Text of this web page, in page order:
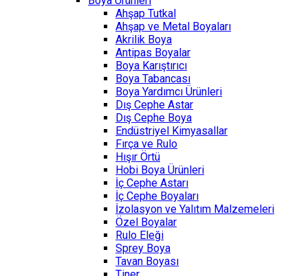
Ahşap Tutkal
Ahşap ve Metal Boyaları
Akrilik Boya
Antipas Boyalar
Boya Karıştırıcı
Boya Tabancası
Boya Yardımcı Ürünleri
Dış Cephe Astar
Dış Cephe Boya
Endüstriyel Kimyasallar
Fırça ve Rulo
Hışır Örtü
Hobi Boya Ürünleri
İç Cephe Astarı
İç Cephe Boyaları
İzolasyon ve Yalıtım Malzemeleri
Özel Boyalar
Rulo Eleği
Sprey Boya
Tavan Boyası